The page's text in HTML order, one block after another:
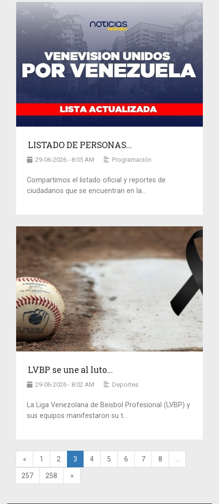
LISTADO DE PERSONAS...
29-06-2026 - 8:05 AM Programación
Compartimos el listado oficial y reportes de
ciudadanos que se encuentran en la...
LVBP se une al luto...
29-06-2026 - 8:02 AM Deportes
La Liga Venezolana de Beisbol Profesional (LVBP) y
sus equipos manifestaron su t...
« 1 2 3 4 5 6 7 8
257 258 »